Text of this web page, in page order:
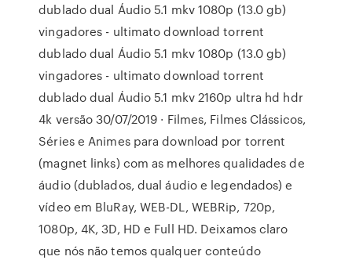
dublado dual Áudio 5.1 mkv 1080p (13.0 gb)
vingadores - ultimato download torrent
dublado dual Áudio 5.1 mkv 1080p (13.0 gb)
vingadores - ultimato download torrent
dublado dual Áudio 5.1 mkv 2160p ultra hd hdr
4k versão 30/07/2019 · Filmes, Filmes Clássicos,
Séries e Animes para download por torrent
(magnet links) com as melhores qualidades de
áudio (dublados, dual áudio e legendados) e
vídeo em BluRay, WEB-DL, WEBRip, 720p,
1080p, 4K, 3D, HD e Full HD. Deixamos claro
que nós não temos qualquer conteúdo